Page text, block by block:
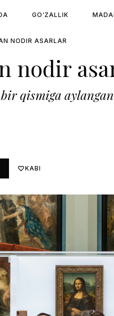
GO‘ZALLIK
NODIR ASARLAR
nodir
qismiga
KABI